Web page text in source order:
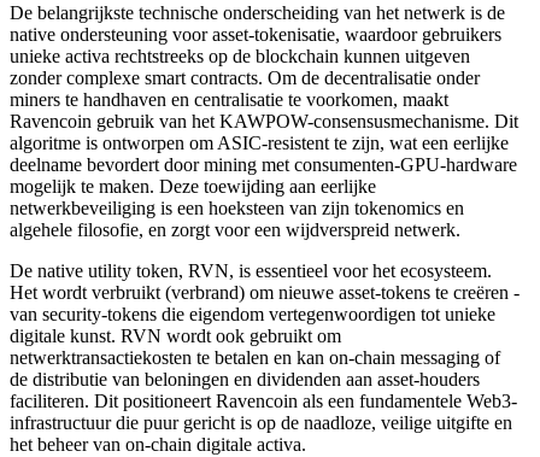
De belangrijkste technische onderscheiding van het netwerk is de
native ondersteuning voor asset-tokenisatie, waardoor gebruikers
unieke activa rechtstreeks op de blockchain kunnen uitgeven
zonder complexe smart contracts. Om de decentralisatie onder
miners te handhaven en centralisatie te voorkomen, maakt
Ravencoin gebruik van het KAWPOW-consensusmechanisme. Dit
algoritme is ontworpen om ASIC-resistent te zijn, wat een eerlijke
deelname bevordert door mining met consumenten-GPU-hardware
mogelijk te maken. Deze toewijding aan eerlijke
netwerkbeveiliging is een hoeksteen van zijn tokenomics en
algehele filosofie, en zorgt voor een wijdverspreid netwerk.
De native utility token, RVN, is essentieel voor het ecosysteem.
Het wordt verbruikt (verbrand) om nieuwe asset-tokens te creëren -
van security-tokens die eigendom vertegenwoordigen tot unieke
digitale kunst. RVN wordt ook gebruikt om
netwerktransactiekosten te betalen en kan on-chain messaging of
de distributie van beloningen en dividenden aan asset-houders
faciliteren. Dit positioneert Ravencoin als een fundamentele Web3-
infrastructuur die puur gericht is op de naadloze, veilige uitgifte en
het beheer van on-chain digitale activa.